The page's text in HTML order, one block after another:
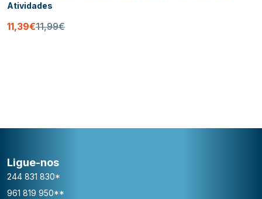
11,99€
Ligue-nos
244 831 830*
961 819 950**